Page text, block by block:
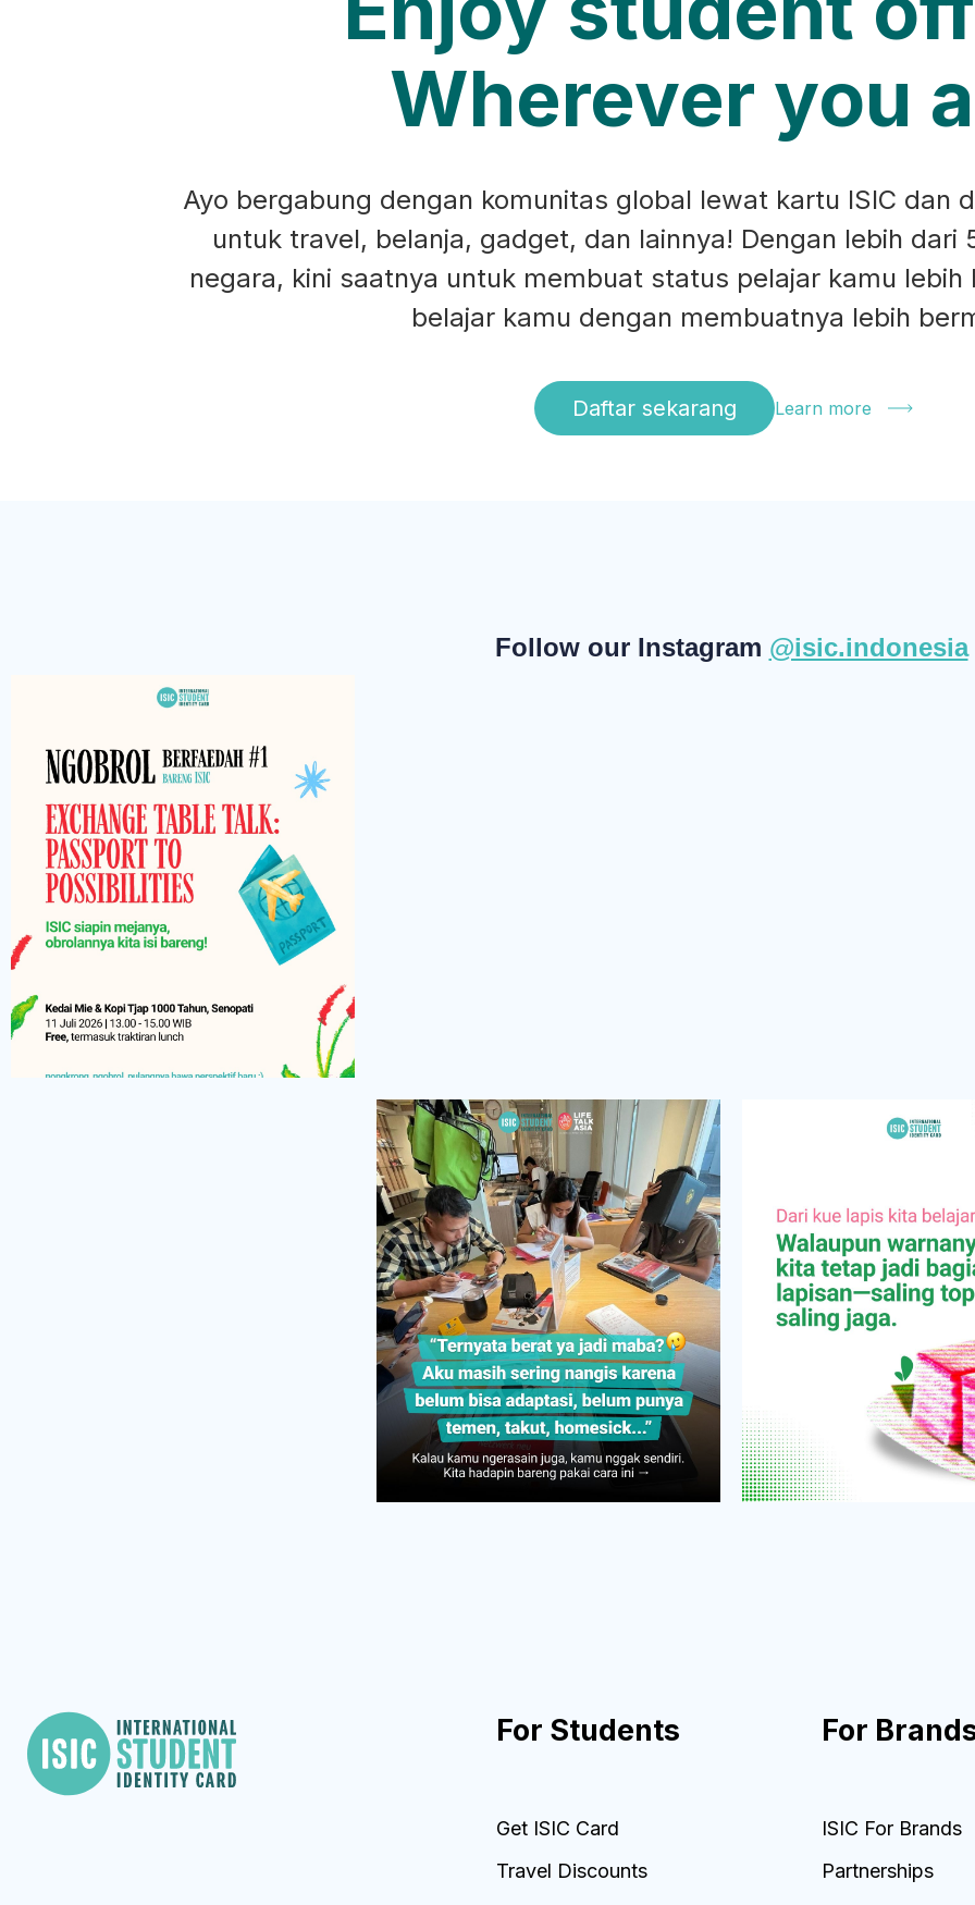
Wherever you
Ayo bergabung dengan komunitas global lewat kartu ISIC dan
untuk travel, belanja, gadget, dan lainnya! Dengan lebih dari
negara, kini saatnya untuk membuat status pelajar kamu lebih
belajar kamu dengan membuatnya lebih
Daftar sekarang Learn more
Follow our Instagram @isic.indonesia
For Students
Get ISIC Card
Travel Discounts
For
ISIC For Brands
Partnerships